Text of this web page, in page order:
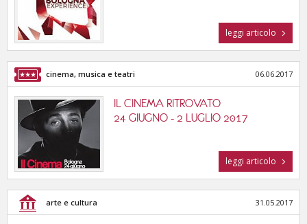
leggi articolo
cinema, musica e teatri 06.06.2017
IL CINEMA RITROVATO
24 GIUGNO - 2 LUGLIO 2017
leggi articolo
arte e cultura 31.05.2017